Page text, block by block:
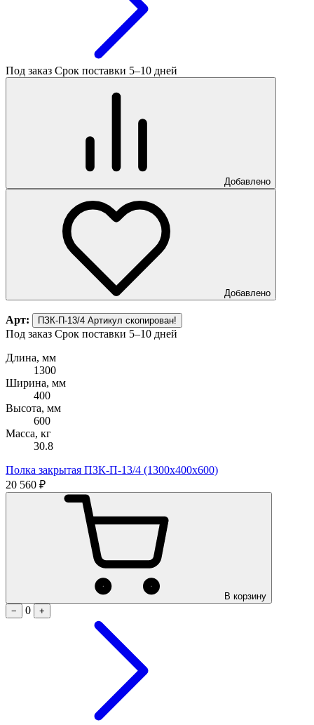
Под заказ Срок поставки 5–10 дней
Добавлено
Добавлено
Арт: ПЗК-П-13/4 Артикул скопирован!
Под заказ Срок поставки 5–10 дней
Длина, мм
1300
Ширина, мм
400
Высота, мм
600
Масса, кг
30.8
Полка закрытая ПЗК-П-13/4 (1300х400х600)
20 560 ₽
В корзину
−
0 +